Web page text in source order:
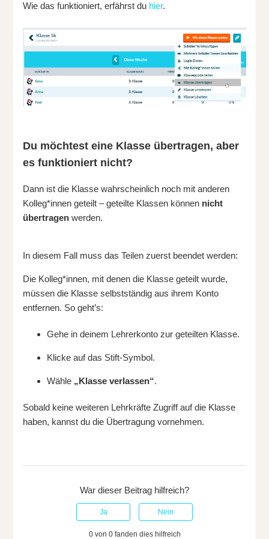
Wie das funktioniert, erfährst du hier.
Du möchtest eine Klasse übertragen, aber
es funktioniert nicht?
Dann ist die Klasse wahrscheinlich noch mit anderen
Kolleg*innen geteilt – geteilte Klassen können nicht
übertragen werden.
In diesem Fall muss das Teilen zuerst beendet werden:
Die Kolleg*innen, mit denen die Klasse geteilt wurde,
müssen die Klasse selbstständig aus ihrem Konto
entfernen. So geht’s:
Gehe in deinem Lehrerkonto zur geteilten Klasse.
Klicke auf das Stift-Symbol.
Wähle „Klasse verlassen“.
Sobald keine weiteren Lehrkräfte Zugriff auf die Klasse
haben, kannst du die Übertragung vornehmen.
War dieser Beitrag hilfreich?
0 von 0 fanden dies hilfreich